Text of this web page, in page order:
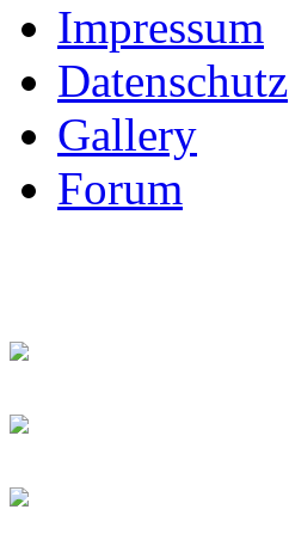
Impressum
Datenschutz
Gallery
Forum